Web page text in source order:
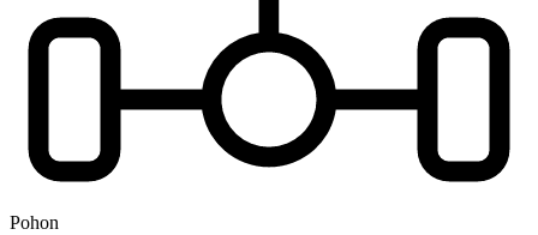
Pohon